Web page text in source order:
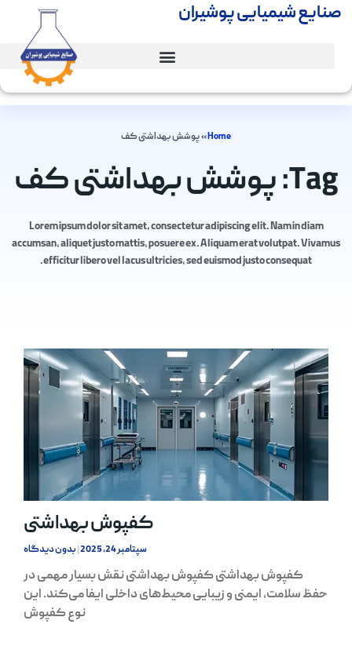
صنایع شیمیایی پوشیران
Home
»پوشش بهداشتی کف
Tag: پوشش بهداشتی کف
Lorem ipsum dolor sit amet, consectetur adipiscing elit. Nam in diam
accumsan, aliquet justo mattis, posuere ex. Aliquam erat volutpat. Vivamus
efficitur libero vel lacus ultricies, sed euismod justo consequat.
کفپوش بهداشتی
سپتامبر 24, 2025 بدون دیدگاه
کفپوش بهداشتی کفپوش بهداشتی نقش بسیار مهمی در
حفظ سلامت، ایمنی و زیبایی محیط‌های داخلی ایفا می‌کند. این
نوع کفپوش